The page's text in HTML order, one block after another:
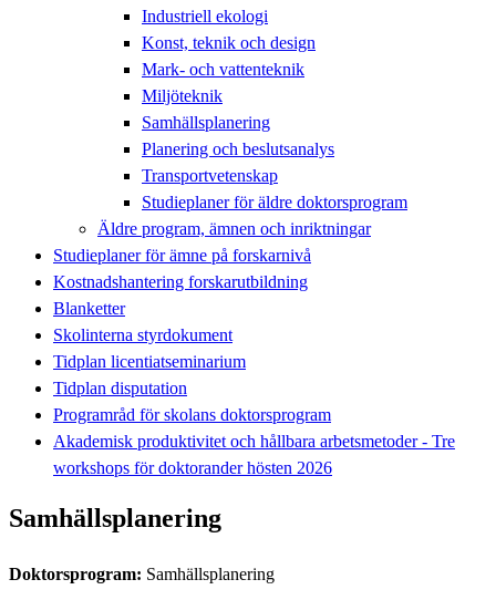
Industriell ekologi
Konst, teknik och design
Mark- och vattenteknik
Miljöteknik
Samhällsplanering
Planering och beslutsanalys
Transportvetenskap
Studieplaner för äldre doktorsprogram
Äldre program, ämnen och inriktningar
Studieplaner för ämne på forskarnivå
Kostnadshantering forskarutbildning
Blanketter
Skolinterna styrdokument
Tidplan licentiatseminarium
Tidplan disputation
Programråd för skolans doktorsprogram
Akademisk produktivitet och hållbara arbetsmetoder - Tre
workshops för doktorander hösten 2026
Samhällsplanering
Doktorsprogram: Samhällsplanering